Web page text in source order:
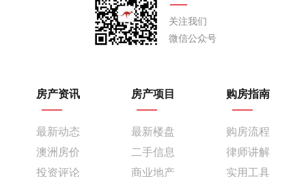
关注我们
微信公众号
房产资讯
最新动态
澳洲房价
投资评论
房产项目
最新楼盘
二手信息
商业地产
购房指南
购房流程
律师讲解
实用工具